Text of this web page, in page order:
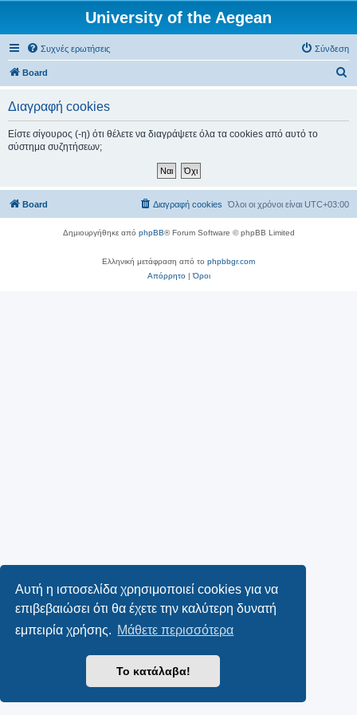
Αυτή η ιστοσελίδα χρησιμοποιεί cookies για να
επιβεβαιώσει ότι θα έχετε την καλύτερη δυνατή
εμπειρία χρήσης. Μάθετε περισσότερα
Το κατάλαβα!
University of the Aegean
Συχνές ερωτήσεις Σύνδεση
Board
σ
Διαγραφή cookies
Είστε σίγουρος (-η) ότι θέλετε να διαγράψετε όλα τα cookies από αυτό το
σύστημα συζητήσεων;
Board Όλοι οι χρόνοι είναι UTC+03:00
Διαγραφή cookies
Δημιουργήθηκε από phpBB® Forum Software © phpBB Limited
Ελληνική μετάφραση από το phpbbgr.com
Απόρρητο|Όροι